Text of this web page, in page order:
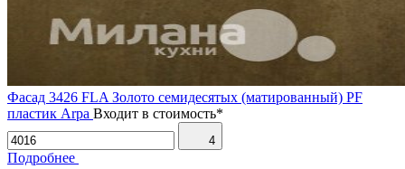
Фасад 3426 FLA Золото семидесятых (матированный) PF
пластик Arpa Входит в стоимость*
4
Подробнее